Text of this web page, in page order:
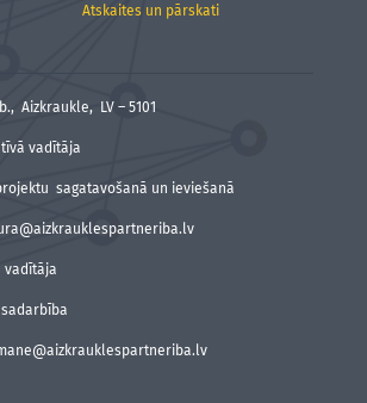
Atskaites un pārskati
Aizkraukle, LV – 5101
vadītāja
sagatavošanā un ieviešanā
vadītāja